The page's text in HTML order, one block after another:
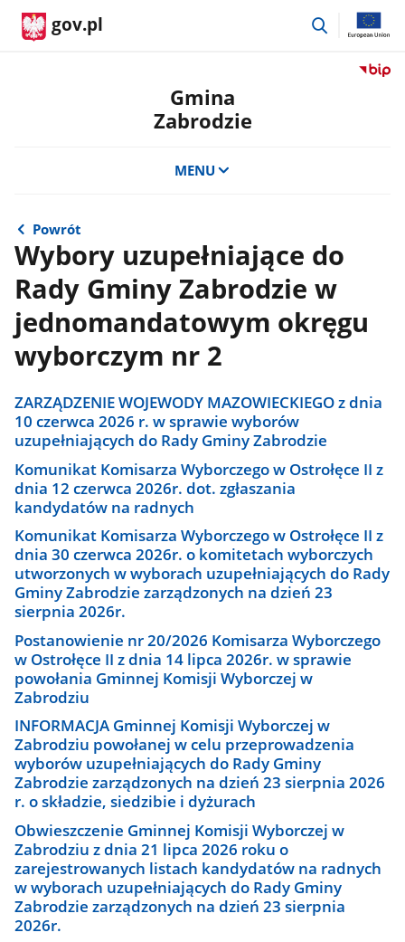
gov.pl
przejdź
Przejdź
Gmina
Zabrodzie
MENU
Powrót
Wybory uzupełniające do
Rady Gminy Zabrodzie w
jednomandatowym okręgu
wyborczym nr 2
ZARZĄDZENIE WOJEWODY MAZOWIECKIEGO z dnia
10 czerwca 2026 r. w sprawie wyborów
uzupełniających do Rady Gminy Zabrodzie
Komunikat Komisarza Wyborczego w Ostrołęce II z
dnia 12 czerwca 2026r. dot. zgłaszania
kandydatów na radnych
Komunikat Komisarza Wyborczego w Ostrołęce II z
dnia 30 czerwca 2026r. o komitetach wyborczych
utworzonych w wyborach uzupełniających do Rady
Gminy Zabrodzie zarządzonych na dzień 23
sierpnia 2026r.
Postanowienie nr 20/2026 Komisarza Wyborczego
w Ostrołęce II z dnia 14 lipca 2026r. w sprawie
powołania Gminnej Komisji Wyborczej w
Zabrodziu
INFORMACJA Gminnej Komisji Wyborczej w
Zabrodziu powołanej w celu przeprowadzenia
wyborów uzupełniających do Rady Gminy
Zabrodzie zarządzonych na dzień 23 sierpnia 2026
r. o składzie, siedzibie i dyżurach
Obwieszczenie Gminnej Komisji Wyborczej w
Zabrodziu z dnia 21 lipca 2026 roku o
zarejestrowanych listach kandydatów na radnych
w wyborach uzupełniających do Rady Gminy
Zabrodzie zarządzonych na dzień 23 sierpnia
2026r.